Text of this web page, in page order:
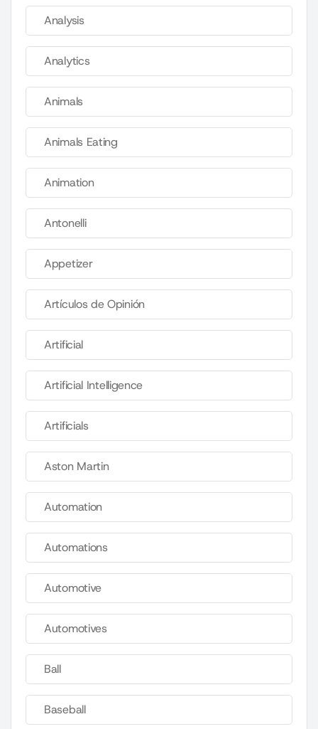
Analysis
Analytics
Animals
Animals Eating
Animation
Antonelli
Appetizer
Artículos de Opinión
Artificial
Artificial Intelligence
Artificials
Aston Martin
Automation
Automations
Automotive
Automotives
Ball
Baseball